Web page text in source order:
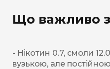
Що важливо
- Нікотин 0.7, смоли
вузькою, але